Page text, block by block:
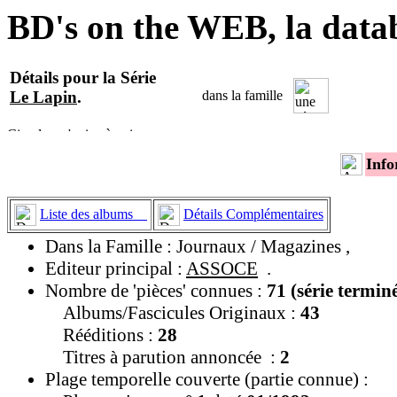
BD's on the WEB, la
Détails pour la Série
Le Lapin. dans la famille
Liste des albums Détails Complémentaires
Dans la Famille : Journaux / Magazines ,
Editeur principal : ASSOCE .
Nombre de 'pièces' connues : 71 (série
Albums/Fascicules Originaux : 43
Rééditions : 28
Titres à parution annoncée : 2
Plage temporelle couverte (partie connue) :